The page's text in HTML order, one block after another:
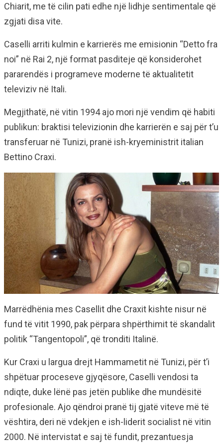
Chiarit, me të cilin pati edhe një lidhje sentimentale që
zgjati disa vite.
Caselli arriti kulmin e karrierës me emisionin “Detto fra
noi” në Rai 2, një format pasditeje që konsiderohet
pararendës i programeve moderne të aktualitetit
televiziv në Itali.
Megjithatë, në vitin 1994 ajo mori një vendim që habiti
publikun: braktisi televizionin dhe karrierën e saj për t’u
transferuar në Tunizi, pranë ish-kryeministrit italian
Bettino Craxi.
Marrëdhënia mes Casellit dhe Craxit kishte nisur në
fund të vitit 1990, pak përpara shpërthimit të skandalit
politik “Tangentopoli”, që tronditi Italinë.
Kur Craxi u largua drejt Hammametit në Tunizi, për t’i
shpëtuar proceseve gjyqësore, Caselli vendosi ta
ndiqte, duke lënë pas jetën publike dhe mundësitë
profesionale. Ajo qëndroi pranë tij gjatë viteve më të
vështira, deri në vdekjen e ish-liderit socialist në vitin
2000. Në intervistat e saj të fundit, prezantuesja